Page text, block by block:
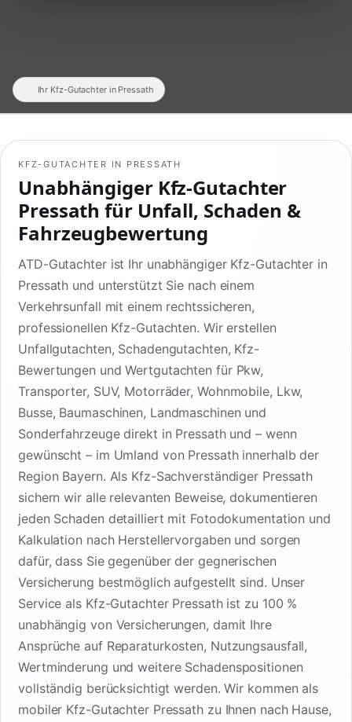
KFZ-GUTACHTER IN PRESSATH
Unabhängiger Kfz-Gutachter
Pressath für Unfall, Schaden &
Fahrzeugbewertung
ATD-Gutachter ist Ihr unabhängiger Kfz-Gutachter in
Pressath und unterstützt Sie nach einem
Verkehrsunfall mit einem rechtssicheren,
professionellen Kfz-Gutachten. Wir erstellen
Unfallgutachten, Schadengutachten, Kfz-
Bewertungen und Wertgutachten für Pkw,
Transporter, SUV, Motorräder, Wohnmobile, Lkw,
Busse, Baumaschinen, Landmaschinen und
Sonderfahrzeuge direkt in Pressath und – wenn
gewünscht – im Umland von Pressath innerhalb der
Region Bayern. Als Kfz-Sachverständiger Pressath
sichern wir alle relevanten Beweise, dokumentieren
jeden Schaden detailliert mit Fotodokumentation und
Kalkulation nach Herstellervorgaben und sorgen
dafür, dass Sie gegenüber der gegnerischen
Versicherung bestmöglich aufgestellt sind. Unser
Service als Kfz-Gutachter Pressath ist zu 100 %
unabhängig von Versicherungen, damit Ihre
Ansprüche auf Reparaturkosten, Nutzungsausfall,
Wertminderung und weitere Schadenspositionen
vollständig berücksichtigt werden. Wir kommen als
mobiler Kfz-Gutachter Pressath zu Ihnen nach Hause,
Ihr Kfz-Gutachter in Pressath